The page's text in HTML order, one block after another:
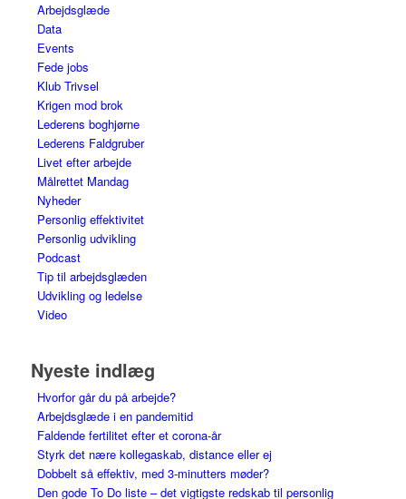
Arbejdsglæde
Data
Events
Fede jobs
Klub Trivsel
Krigen mod brok
Lederens boghjørne
Lederens Faldgruber
Livet efter arbejde
Målrettet Mandag
Nyheder
Personlig effektivitet
Personlig udvikling
Podcast
Tip til arbejdsglæden
Udvikling og ledelse
Video
Nyeste indlæg
Hvorfor går du på arbejde?
Arbejdsglæde i en pandemitid
Faldende fertilitet efter et corona-år
Styrk det nære kollegaskab, distance eller ej
Dobbelt så effektiv, med 3-minutters møder?
Den gode To Do liste – det vigtigste redskab til personlig